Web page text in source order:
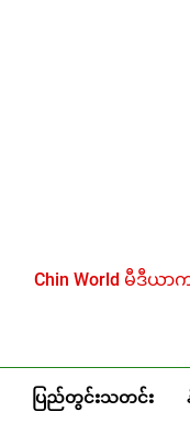
Chin World မီဒီယ
ပြည်တွင်းသတင်း